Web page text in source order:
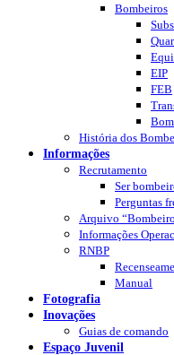
Bombeiros
EIP
FEB
História dos
Informações
Recrutamento
Ser
Perguntas
Arquivo
Informações
RNBP
Manual
Fotografia
Inovações
Guias de comando
Espaço Juvenil